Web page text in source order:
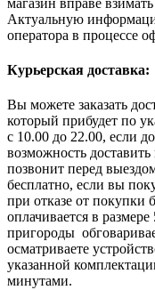
Актуальную
оператора в процессе
Курьерская доставка:
Вы можете заказать
который прибудет по
с 10.00 до 22.00, если
возможность
позвонит перед
бесплатно, если вы
при отказе от покупки
оплачивается в
пригороды
осматриваете
указанной
минутами.